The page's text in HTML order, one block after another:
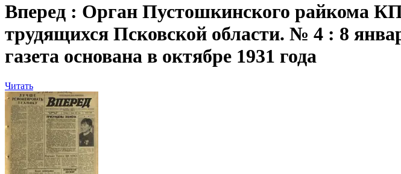
Вперед : Орган Пустошкинского райкома
трудящихся Псковской области. № 4 : 8
газета основана в октябре 1931 года
Читать